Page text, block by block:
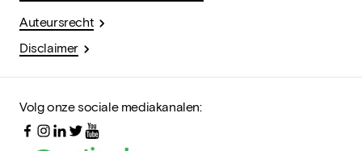
Auteursrecht
Disclaimer
Volg onze sociale mediakanalen: